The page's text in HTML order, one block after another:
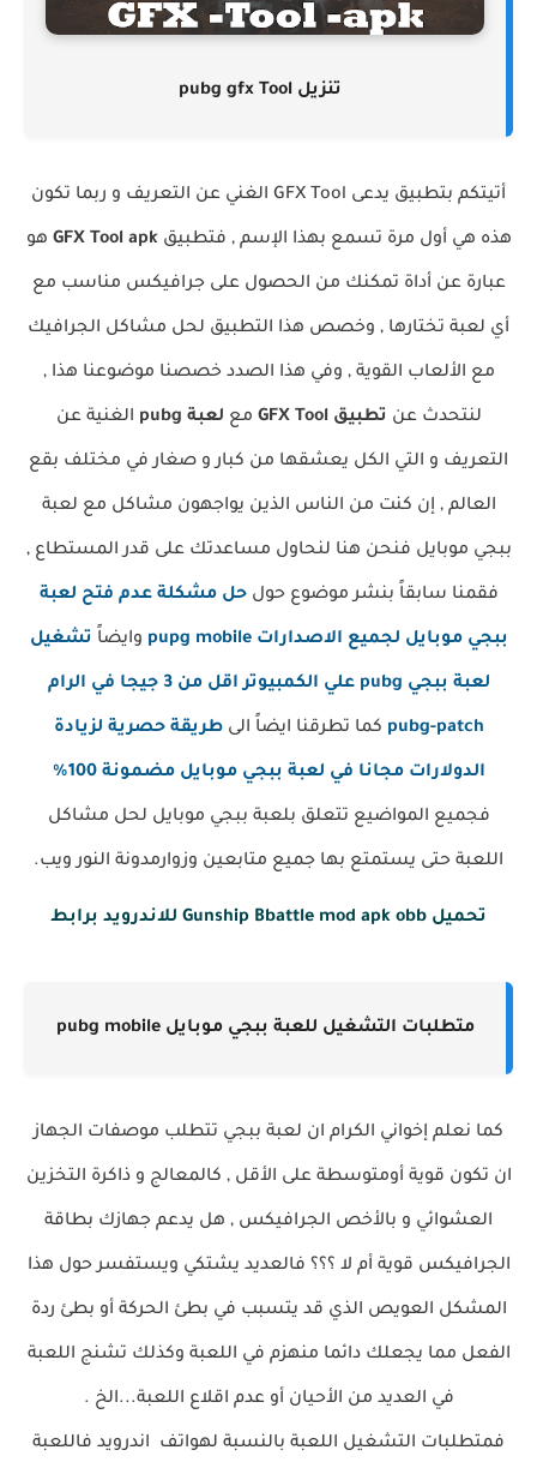
تنزيل pubg gfx Tool
أتيتكم بتطبيق يدعى GFX Tool الغني عن التعريف و ربما تكون
هذه هي أول مرة تسمع بهذا الإسم , فتطبيقGFX Tool apk هو
عبارة عن أداة تمكنك من الحصول على جرافيكس مناسب مع
أي لعبة تختارها , وخصص هذا التطبيق لحل مشاكل الجرافيك
مع الألعاب القوية , وفي هذا الصدد خصصنا موضوعنا هذا ,
لنتحدث عن تطبيق GFX Tool مع لعبة pubg الغنية عن
التعريف و التي الكل يعشقها من كبار و صغار في مختلف بقع
العالم , إن كنت من الناس الذين يواجهون مشاكل مع لعبة
ببجي موبايل فنحن هنا لنحاول مساعدتك على قدر المستطاع ,
فقمنا سابقاً بنشر موضوع حولحل مشكلة عدم فتح لعبة
ببجي موبايل لجميع الاصدارات pupg mobile وايضاً تشغيل
لعبة ببجي pubg علي الكمبيوتر اقل من 3 جيجا في الرام
pubg-patch كما تطرقنا ايضاً الىطريقة حصرية لزيادة
الدولارات مجانا في لعبة ببجي موبايل مضمونة 100%
فجميع المواضيع تتعلق بلعبة ببجي موبايل لحل مشاكل
اللعبة حتى يستمتع بها جميع متابعين وزوارمدونة النور ويب.
تحميل Gunship Bbattle mod apk obb للاندرويد برابط
متطلبات التشغيل للعبة ببجي موبايل pubg mobile
كما نعلم إخواني الكرام ان لعبة ببجي تتطلب موصفات الجهاز
ان تكون قوية أومتوسطة على الأقل , كالمعالج و ذاكرة التخزين
العشوائي و بالأخص الجرافيكس , هل يدعم جهازك بطاقة
الجرافيكس قوية أم لا ؟؟؟ فالعديد يشتكي ويستفسر حول هذا
المشكل العويص الذي قد يتسبب في بطئ الحركة أو بطئ ردة
الفعل مما يجعلك دائما منهزم في اللعبة وكذلك تشنج اللعبة
في العديد من الأحيان أو عدم اقلاع اللعبة...الخ .
فمتطلبات التشغيل اللعبة بالنسبة لهواتف اندرويد فاللعبة